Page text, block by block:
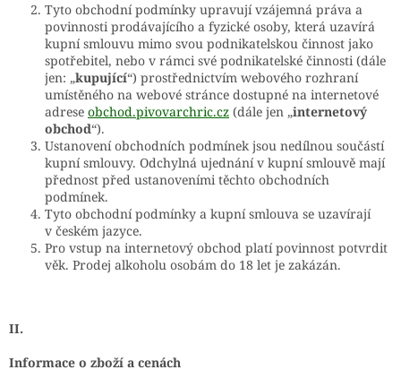
Tyto obchodní podmínky upravují vzájemná práva a
povinnosti prodávajícího a fyzické osoby, která uzavírá
kupní smlouvu mimo svou podnikatelskou činnost jako
spotřebitel, nebo v rámci své podnikatelské činnosti (dále
jen: „kupující“) prostřednictvím webového rozhraní
umístěného na webové stránce dostupné na internetové
adrese obchod.pivovarchric.cz (dále jen „internetový
obchod“).
Ustanovení obchodních podmínek jsou nedílnou součástí
kupní smlouvy. Odchylná ujednání v kupní smlouvě mají
přednost před ustanoveními těchto obchodních
podmínek.
Tyto obchodní podmínky a kupní smlouva se uzavírají
v českém jazyce.
Pro vstup na internetový obchod platí povinnost potvrdit
věk. Prodej alkoholu osobám do 18 let je zakázán.
II.
Informace o zboží a cenách